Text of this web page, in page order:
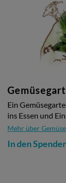
Ein
ins Essen und
Mehr über
In den